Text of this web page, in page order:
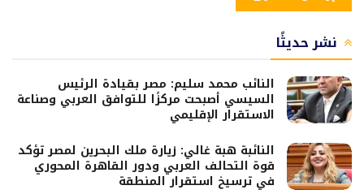
نشر حديثًا
النائب محمد سليم: مصر بقيادة الرئيس
السيسي أصبحت مركزًا للتوافق العربي وصناعة
الاستقرار الإقليمي
النائبة هبة غالي: زيارة ملك البحرين لمصر تؤكد
قوة التحالف العربي ودور القاهرة المحوري
في ترسيخ استقرار المنطقة